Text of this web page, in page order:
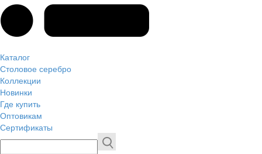
Каталог
Столовое серебро
Коллекции
Новинки
Где купить
Оптовикам
Сертификаты